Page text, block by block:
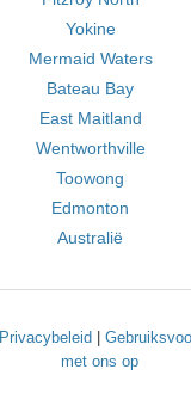
Yokine
Mermaid Waters
Bateau Bay
East Maitland
Wentworthville
Toowong
Edmonton
Australië
Privacybeleid
met ons op